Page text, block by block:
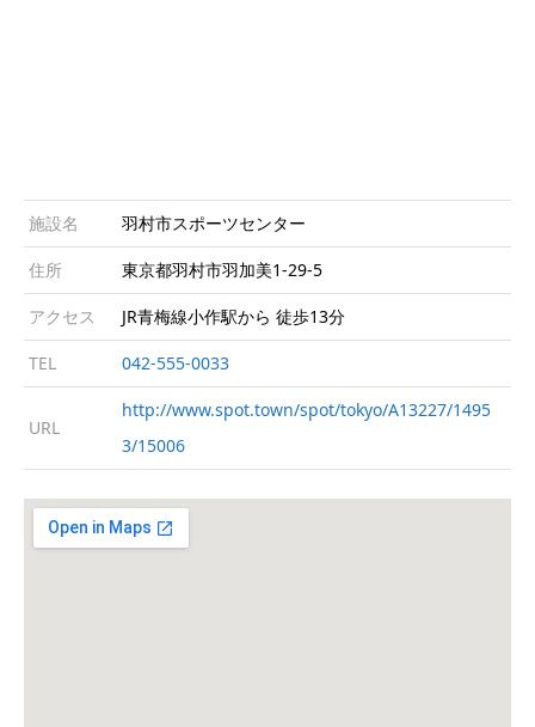
施設名 羽村市スポーツセンター
住所 東京都羽村市羽加美1-29-5
アクセス JR青梅線小作駅から 徒歩13分
TEL 042-555-0033
URL
http://www.spot.town/spot/tokyo/A13227/1495
3/15006